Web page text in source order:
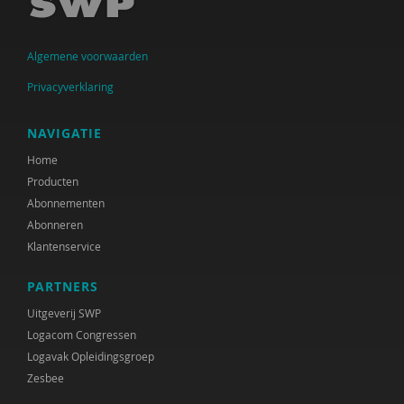
Arjen Keers
Jolanda Keesom
Fijke Koers-Agterkamp
Peter de Koning
Maaike de Lange
Henriette G. Martens
Judith Metz
Jeroen Otten
Joram Pach
Adviescommissie rechtsbescherming en
Algemene voorwaarden
Privacyverklaring
NAVIGATIE
Home
Producten
Abonnementen
Abonneren
Klantenservice
PARTNERS
Uitgeverij SWP
Logacom Congressen
Logavak Opleidingsgroep
Zesbee